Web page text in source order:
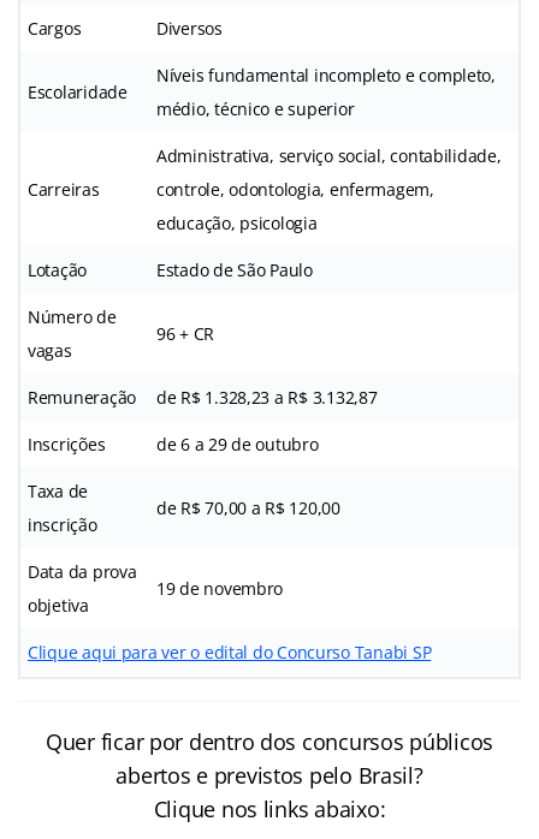
Cargos Diversos
Escolaridade
Níveis fundamental incompleto e completo,
médio, técnico e superior
Carreiras
Administrativa, serviço social, contabilidade,
controle, odontologia, enfermagem,
educação, psicologia
Lotação Estado de São Paulo
Número de
vagas
96 + CR
Remuneração de R$ 1.328,23 a R$ 3.132,87
Inscrições de 6 a 29 de outubro
Taxa de
inscrição
de R$ 70,00 a R$ 120,00
Data da prova
objetiva
19 de novembro
Clique aqui para ver o edital do Concurso Tanabi SP
Quer ficar por dentro dos concursos públicos
abertos e previstos pelo Brasil?
Clique nos links abaixo: